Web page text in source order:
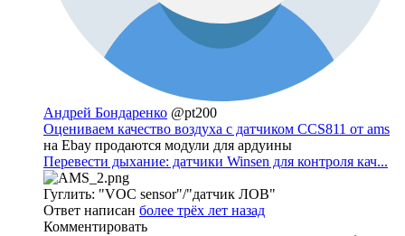
Андрей Бондаренко @pt200
Оцениваем качество воздуха с датчиком CCS811 от ams
на Ebay продаются модули для ардуины
Перевести дыхание: датчики Winsen для контроля кач...
Гуглить: "VOC sensor"/"датчик ЛОВ"
Ответ написан более трёх лет назад
Комментировать